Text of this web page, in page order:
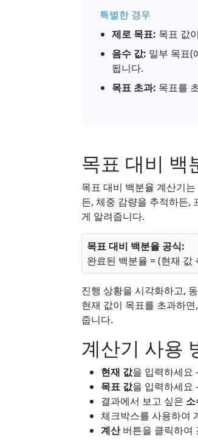
특별한 경우
제로 목표: 목표 값
음수 값: 일부 목표(
됩니다.
목표 초과: 목표를
목표 대비 백
목표 대비 백분율 계산기
든, 체중 감량을 추적하든,
게 알려줍니다.
목표 대비 백분율 공식:
완료된 백분율 = (현재 값
진행 상황을 시각화하고,
현재 값이 목표를 초과하
줍니다.
계산기 사용
현재 값을 입력하세요
목표 값을 입력하세
결과에서 보고 싶은
체크박스를 사용하여
계산버튼을 클릭하여